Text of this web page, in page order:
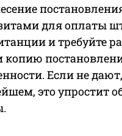
для оплаты
и требуйте
Если не
это упростит